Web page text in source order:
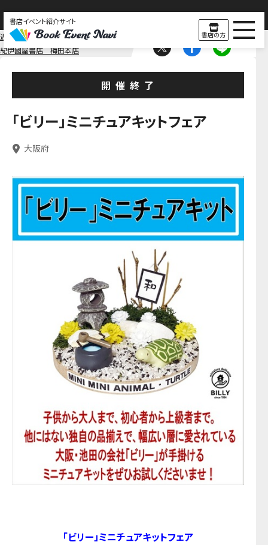
書店イベント紹介サイト
書店の方
近畿
大阪
紀伊國屋書店 梅田本店
開催終了
「ビリー」ミニチュアキットフェア
大阪府
「ビリー」ミニチュアキットフェア